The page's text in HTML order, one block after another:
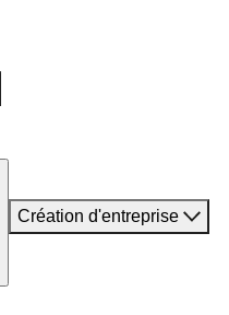
Création d'entreprise